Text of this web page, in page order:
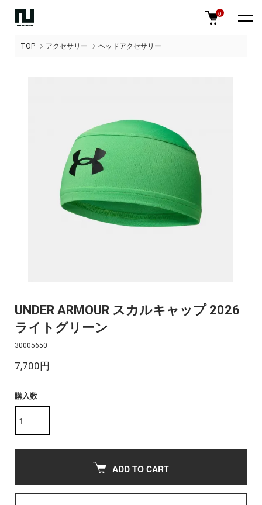
0
TOP アクセサリー ヘッドアクセサリー
UNDER ARMOUR スカルキャップ 2026
ライトグリーン
30005650
7,700円
購入数
ADD TO CART